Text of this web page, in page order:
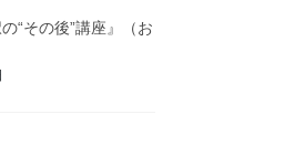
の“その後”講座』（お